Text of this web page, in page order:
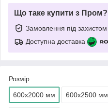
Що таке купити з Пром?
Замовлення під захистом
Доступна доставка
Розмір
600х2000 мм 600х2500 мм